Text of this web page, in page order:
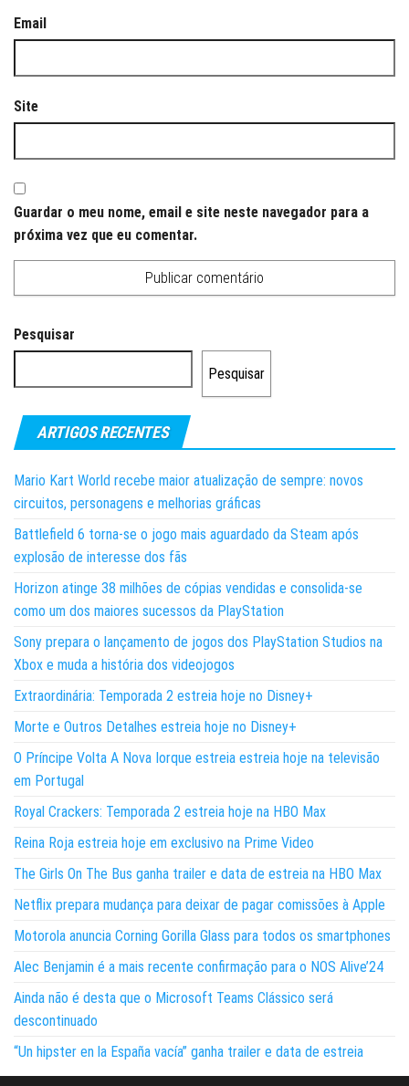
Email
Site
Guardar o meu nome, email e site neste navegador para a
próxima vez que eu comentar.
Pesquisar
Pesquisar
ARTIGOS RECENTES
Mario Kart World recebe maior atualização de sempre: novos
circuitos, personagens e melhorias gráficas
Battlefield 6 torna-se o jogo mais aguardado da Steam após
explosão de interesse dos fãs
Horizon atinge 38 milhões de cópias vendidas e consolida-se
como um dos maiores sucessos da PlayStation
Sony prepara o lançamento de jogos dos PlayStation Studios na
Xbox e muda a história dos videojogos
Extraordinária: Temporada 2 estreia hoje no Disney+
Morte e Outros Detalhes estreia hoje no Disney+
O Príncipe Volta A Nova Iorque estreia estreia hoje na televisão
em Portugal
Royal Crackers: Temporada 2 estreia hoje na HBO Max
Reina Roja estreia hoje em exclusivo na Prime Video
The Girls On The Bus ganha trailer e data de estreia na HBO Max
Netflix prepara mudança para deixar de pagar comissões à Apple
Motorola anuncia Corning Gorilla Glass para todos os smartphones
Alec Benjamin é a mais recente confirmação para o NOS Alive’24
Ainda não é desta que o Microsoft Teams Clássico será
descontinuado
“Un hipster en la España vacía” ganha trailer e data de estreia